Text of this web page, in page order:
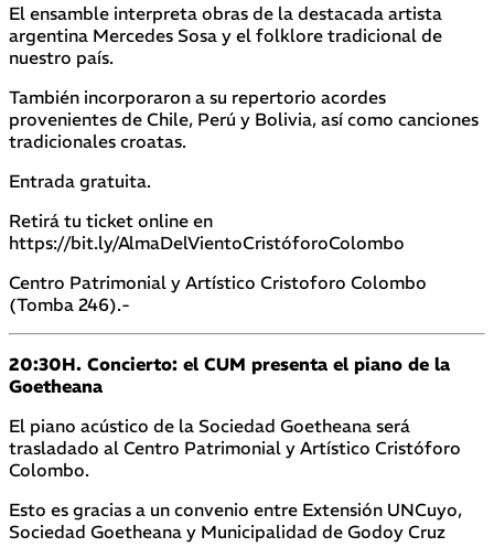
El ensamble interpreta obras de la destacada artista
argentina Mercedes Sosa y el folklore tradicional de
nuestro país.
También incorporaron a su repertorio acordes
provenientes de Chile, Perú y Bolivia, así como canciones
tradicionales croatas.
Entrada gratuita.
Retirá tu ticket online en
https://bit.ly/AlmaDelVientoCristóforoColombo
Centro Patrimonial y Artístico Cristoforo Colombo
(Tomba 246).-
20:30H. Concierto: el CUM presenta el piano de la
Goetheana
El piano acústico de la Sociedad Goetheana será
trasladado al Centro Patrimonial y Artístico Cristóforo
Colombo.
Esto es gracias a un convenio entre Extensión UNCuyo,
Sociedad Goetheana y Municipalidad de Godoy Cruz